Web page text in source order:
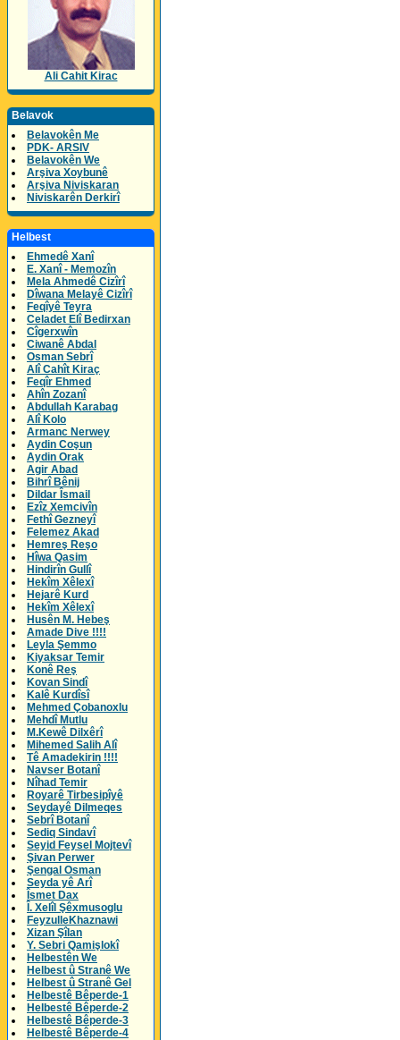
Ali Cahit Kirac
Belavok
Belavokên Me
PDK- ARSIV
Belavokên We
Arşiva Xoybunê
Arşiva Niviskaran
Niviskarên Derkirî
Helbest
Ehmedê Xanî
E. Xanî - Memozîn
Mela Ahmedê Cizîrî
Dîwana Melayê Cizîrî
Feqîyê Teyra
Celadet Elî Bedirxan
Cîgerxwîn
Ciwanê Abdal
Osman Sebrî
Alî Cahît Kiraç
Feqîr Ehmed
Ahîn Zozanî
Abdullah Karabag
Alî Kolo
Armanc Nerwey
Aydin Coşun
Aydin Orak
Agir Abad
Bihrî Bênij
Dildar Îsmail
Ezîz Xemcivîn
Fethî Gezneyî
Felemez Akad
Hemreş Reşo
Hîwa Qasim
Hindirîn Gullî
Hekîm Xêlexî
Hejarê Kurd
Hekîm Xêlexî
Husên M. Hebeş
Amade Dive !!!!
Leyla Şemmo
Kiyaksar Temir
Konê Reş
Kovan Sindî
Kalê Kurdîsî
Mehmed Çobanoxlu
Mehdî Mutlu
M.Kewê Dilxêrî
Mihemed Salih Alî
Tê Amadekirin !!!!
Navser Botanî
Nîhad Temir
Royarê Tirbesipîyê
Seydayê Dilmeqes
Sebrî Botanî
Sediq Sindavî
Seyid Feysel Mojtevî
Şivan Perwer
Şengal Osman
Seyda yê Arî
Îsmet Dax
Î. Xelîl Şêxmusoglu
FeyzulleKhaznawi
Xizan Şîlan
Y. Sebri Qamişlokî
Helbestên We
Helbest û Stranê We
Helbest û Stranê Gel
Helbestê Bêperde-1
Helbestê Bêperde-2
Helbestê Bêperde-3
Helbestê Bêperde-4